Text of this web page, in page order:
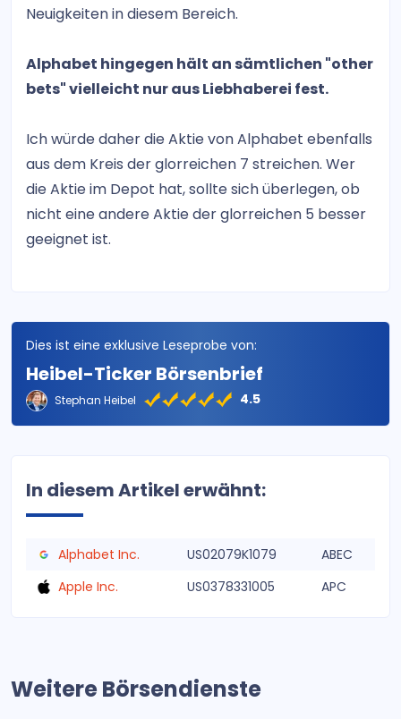
Neuigkeiten in diesem Bereich.
Alphabet hingegen hält an sämtlichen "other
bets" vielleicht nur aus Liebhaberei fest.
Ich würde daher die Aktie von Alphabet ebenfalls
aus dem Kreis der glorreichen 7 streichen. Wer
die Aktie im Depot hat, sollte sich überlegen, ob
nicht eine andere Aktie der glorreichen 5 besser
geeignet ist.
Dies ist eine exklusive Leseprobe von:
Heibel-Ticker Börsenbrief
Stephan Heibel 4.5
In diesem Artikel erwähnt:
Alphabet Inc. US02079K1079
ABEC
Apple Inc.
US0378331005 APC
Weitere Börsendienste